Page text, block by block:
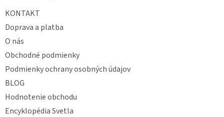
KONTAKT
Doprava a platba
O nás
Obchodné podmienky
Podmienky ochrany osobných údajov
BLOG
Hodnotenie obchodu
Encyklopédia Svetla